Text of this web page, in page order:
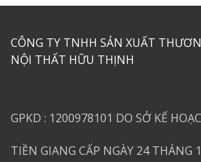
CÔNG TY TNHH SẢN XUẤT
NỘI THẤT HỮU THỊNH
GPKD : 1200978101 DO SỞ KẾ
TIỀN GIANG CẤP NGÀY 24 THÁNG